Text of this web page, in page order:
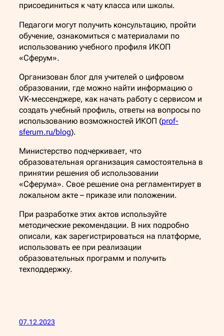
присоединиться к чату класса или школы.
Педагоги могут получить консультацию, пройти
обучение, ознакомиться с материалами по
использованию учебного профиля ИКОП
«Сферум».
Организован блог для учителей о цифровом
образовании, где можно найти информацию о
VK-мессенджере, как начать работу с сервисом и
создать учебный профиль, ответы на вопросы по
использованию возможностей ИКОП (prof-
sferum.ru/blog).
Министерство подчеркивает, что
образовательная организация самостоятельна в
принятии решения об использовании
«Сферума». Свое решение она регламентирует в
локальном акте – приказе или положении.
При разработке этих актов используйте
методические рекомендации. В них подробно
описали, как зарегистрироваться на платформе,
использовать ее при реализации
образовательных программ и получить
техподдержку.
07.12.2023